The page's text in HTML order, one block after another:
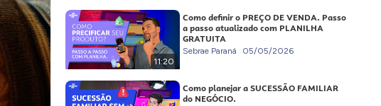
11:20
Como definir o PREÇO DE VENDA. Passo
a passo atualizado com PLANILHA
GRATUITA
Sebrae Paraná 05/05/2026
Como planejar a SUCESSÃO FAMILIAR
do NEGÓCIO.